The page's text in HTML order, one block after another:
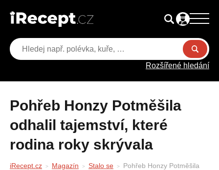
Rozšířené hledání
Pohřeb Honzy Potměšila
odhalil tajemství, které
rodina roky skrývala
iRecept.cz Magazín Stalo se
Pohřeb Honzy Potměšila